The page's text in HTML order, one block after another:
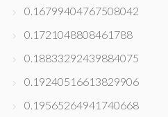
0.16799404767508042
0.1721048808461788
0.18833292439884075
0.19240516613829906
0.19565264941740668